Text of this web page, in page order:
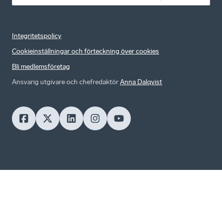
Integritetspolicy
Cookieinställningar och förteckning över cookies
Bli medlemsföretag
Ansvarig utgivare och chefredaktörAnna Dalqvist